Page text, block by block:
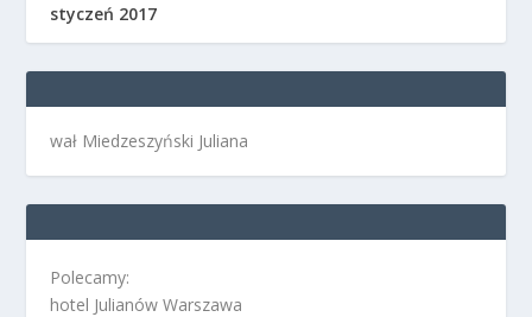
styczeń 2017
wał Miedzeszyński Juliana
Polecamy:
hotel Julianów Warszawa